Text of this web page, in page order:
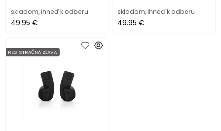
skladom, ihneď k odberu
49.95 €
skladom, ihneď k odberu
49.95 €
REGISTRAČNÁ ZĽAVA